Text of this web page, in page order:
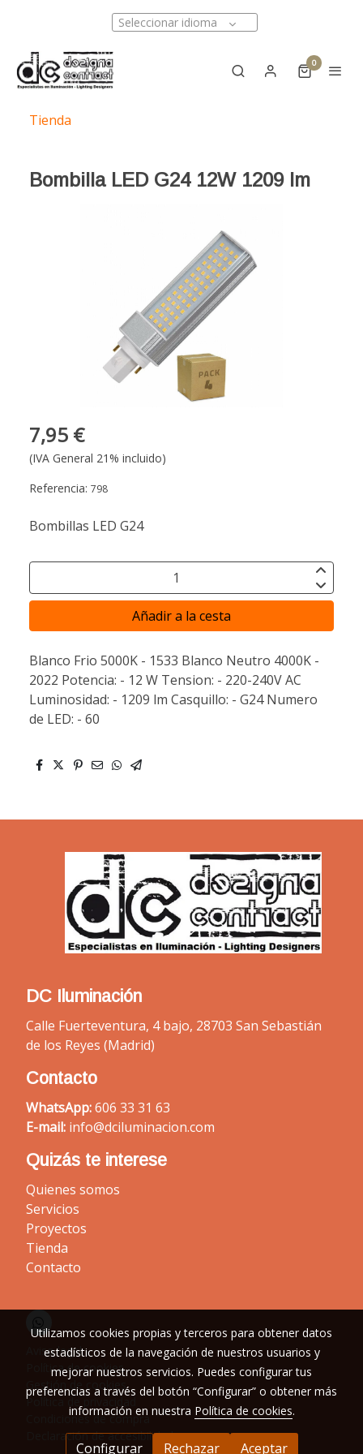
Seleccionar idioma
0
Tienda
Bombilla LED G24 12W 1209 lm
7,95 €
(IVA General 21% incluido)
Referencia: 798
Bombillas LED G24
Añadir a la cesta
Blanco Frio 5000K - 1533 Blanco Neutro 4000K -
2022 Potencia: - 12 W Tension: - 220-240V AC
Luminosidad: - 1209 lm Casquillo: - G24 Numero
de LED: - 60
DC Iluminación
Calle Fuerteventura, 4 bajo, 28703 San Sebastián
de los Reyes (Madrid)
Contacto
WhatsApp:606 33 31 63
E-mail: info@dciluminacion.com
Quizás te interese
Quienes somos
Servicios
Proyectos
Tienda
Contacto
Aviso legal
Política de cookies
Gestión de cookies
Política de privacidad
Condiciones de compra
Declaración de accesibilidad
Utilizamos cookies propias y terceros para obtener datos
estadísticos de la navegación de nuestros usuarios y
mejorar nuestros servicios. Puedes configurar tus
preferencias a través del botón “Configurar” o obtener más
información en nuestra Política de cookies.
Configurar Rechazar Aceptar